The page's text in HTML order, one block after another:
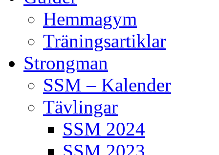
Hemmagym
Träningsartiklar
Strongman
SSM – Kalender
Tävlingar
SSM 2024
SSM 2023